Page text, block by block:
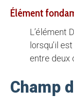
élément
L’élément Date de fondation est fondamental
lorsqu’il
entre deux
Champ